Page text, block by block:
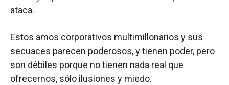
ataca.
Estos amos corporativos multimillonarios y sus
secuaces parecen poderosos, y tienen poder, pero
son débiles porque no tienen nada real que
ofrecernos, sólo ilusiones y miedo.